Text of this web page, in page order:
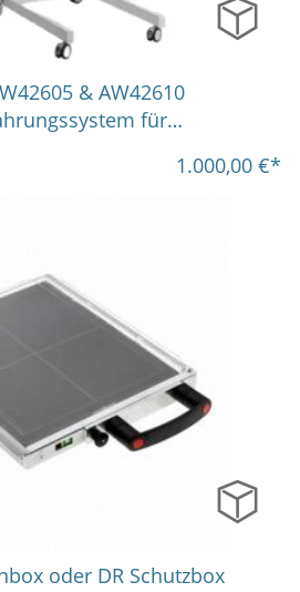
Varianten
& AW42610
für…
1.000,00 €*
oder DR Schutzbox